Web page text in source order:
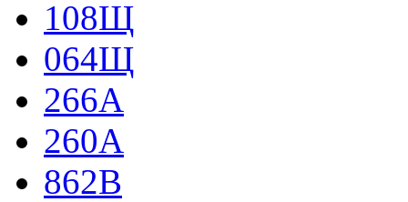
108Щ
064Щ
266А
260А
862В